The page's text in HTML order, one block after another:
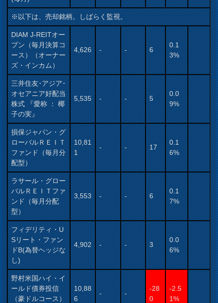
※以下は、売却銘柄。しばらく監視。
DIAM J-REITオー
プン（毎月決算コ
ース）（オーナー
ズ・インカム）
4,626 - - 6
0.1
3%
三井住友･アジア･
オセアニア好配当
株式 『愛称 ： 椰
子の実』
5,535 - - 5
0.0
9%
損保ジャパン・グ
ローバルＲＥＩＴ
ファンド（毎月分
配型）
10,81
1
- - 17
0.1
6%
ラサール・グロー
バルＲＥＩＴファ
ンド（毎月分配
型）
3,553 - - 6
0.1
7%
フィデリティ・U
Sリート・ファン
ドB(為替ヘッジな
し)
4,902 - - 3
0.0
6%
野村米国ハイ・イ
ールド債券投信
（豪ドルコース）
10,88
6
- -
-28
0
-2.5
1%